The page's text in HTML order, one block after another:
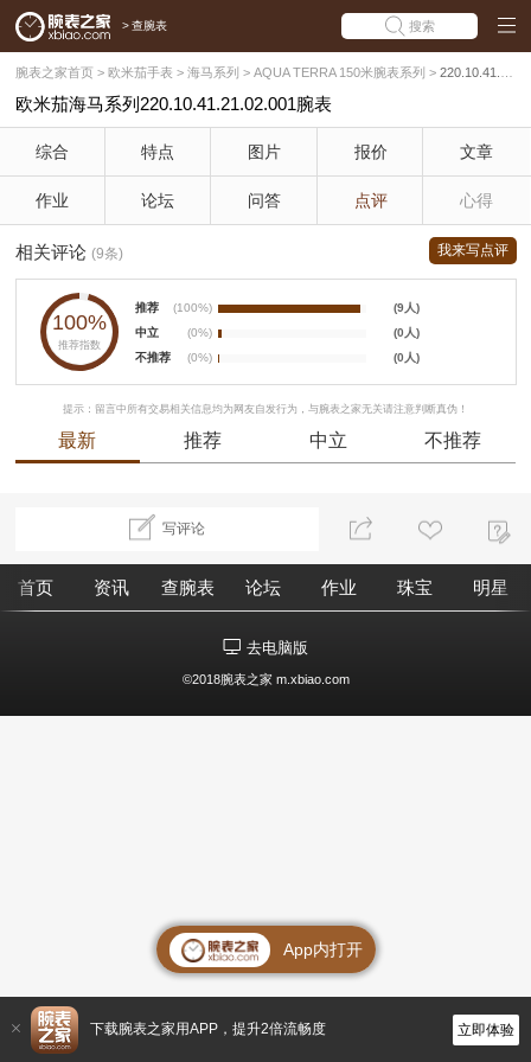
> 查腕表 搜索
腕表之家首页 > 欧米茄手表 > 海马系列 > AQUA TERRA 150米腕表系列 > 220.10.41.21.02.001
欧米茄海马系列220.10.41.21.02.001腕表
综合 特点 图片 报价 文章
作业 论坛 问答 点评 心得
相关评论 (9条) 我来写点评
100%
推荐指数
推荐 (100%)
(9人)
中立
(0%)
(0人)
不推荐
(0%) (0人)
提示：留言中所有交易相关信息均为网友自发行为，与腕表之家无关请注意判断真伪！
最新 推荐 中立 不推荐
写评论
首页 资讯 查腕表 论坛 作业 珠宝 明星
去电脑版
©2018腕表之家 m.xbiao.com
App内打开
下载腕表之家用APP，提升2倍流畅度 立即体验